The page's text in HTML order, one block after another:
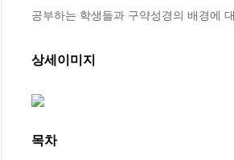
공부하는 학생들과 구약성경의 배경에
상세이미지
목차